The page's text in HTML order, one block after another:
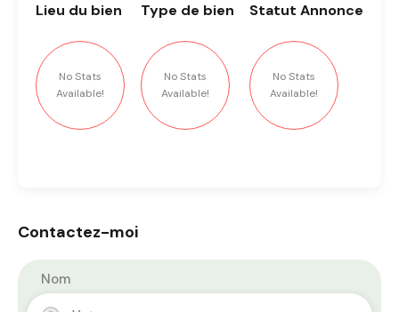
Lieu du bien
No Stats
Available!
Type de bien
No Stats
Available!
Statut Annonce
No Stats
Available!
Contactez-moi
Nom